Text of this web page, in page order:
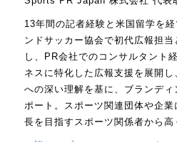
13年間の記者経験と米国留学を
ンドサッカー協会で初代広報担
し、PR会社でのコンサルタント
ネスに特化した広報支援を展開
への深い理解を基に、ブランデ
ポート。スポーツ関連団体や企
長を目指すスポーツ関係者から高